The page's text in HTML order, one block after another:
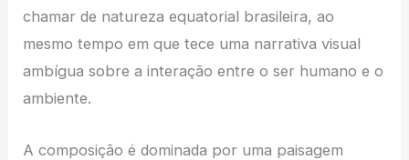
chamar de natureza equatorial brasileira, ao
mesmo tempo em que tece uma narrativa visual
ambígua sobre a interação entre o ser humano e o
ambiente.
A composição é dominada por uma paisagem